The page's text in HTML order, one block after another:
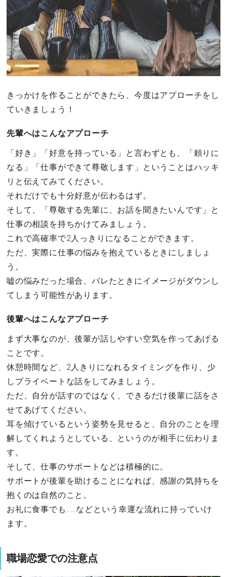
きっかけを作ることができたら、今度はアプローチをし
ていきましょう！
先輩へはこんなアプローチ
「好き」「好意を持っている」と言わずとも、「頼りに
なる」「仕事ができて尊敬します」ということはハッキ
リと伝えてみてください。
それだけでも十分好意が伝わるはず。
そして、「尊敬する先輩に、お話を聞きたいんです」と
仕事の相談を持ちかけてみましょう。
これで高確率で2人っきりになることができます。
ただ、実際に仕事の悩みを抱えているときにしましょ
う。
嘘の悩みだった場合、バレたときにイメージがダウンし
てしまう可能性があります。
後輩へはこんなアプローチ
まず大事なのが、後輩が話しやすい空気を作ってあげる
ことです。
休憩時間など、2人きりになれるタイミングを作り、少
しプライベートな話をしてみましょう。
ただ、自分が話すのではなく、できるだけ後輩に話をさ
せてあげてください。
耳を傾けているという姿勢を見せると、自分のことを理
解してくれようとしている、というのが相手に伝わりま
す。
そして、仕事のサポートなどは積極的に。
サポートが後輩を助けることになれば、感謝の気持ちを
抱くのは自然のこと。
お礼に食事でも……などという幸運な流れに持っていけ
ます。
職場恋愛での注意点